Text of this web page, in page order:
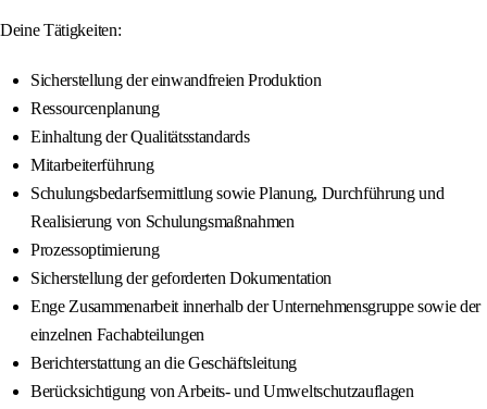
Deine Tätigkeiten:
Sicherstellung der einwandfreien Produktion
Ressourcenplanung
Einhaltung der Qualitätsstandards
Mitarbeiterführung
Schulungsbedarfsermittlung sowie Planung, Durchführung und
Realisierung von Schulungsmaßnahmen
Prozessoptimierung
Sicherstellung der geforderten Dokumentation
Enge Zusammenarbeit innerhalb der Unternehmensgruppe sowie der
einzelnen Fachabteilungen
Berichterstattung an die Geschäftsleitung
Berücksichtigung von Arbeits- und Umweltschutzauflagen